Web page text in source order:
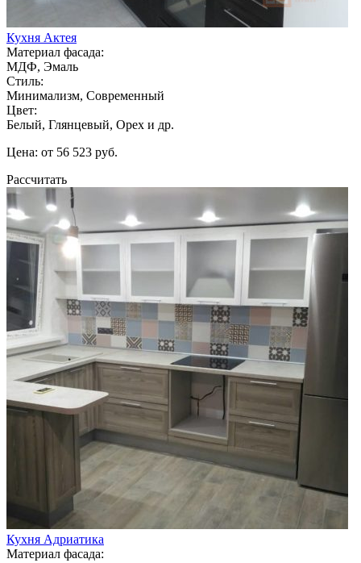
Кухня Актея
Материал фасада:
МДФ, Эмаль
Стиль:
Минимализм, Современный
Цвет:
Белый, Глянцевый, Орех и др.
Цена: от 56 523 руб.
Рассчитать
Кухня Адриатика
Материал фасада: